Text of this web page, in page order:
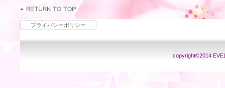
copyright©2014
プライバシーポリシー